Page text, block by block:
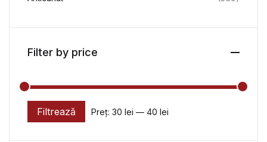
Filter by price
Preț minim
Preț maxim
Filtrează Preț: 30 lei — 40 lei